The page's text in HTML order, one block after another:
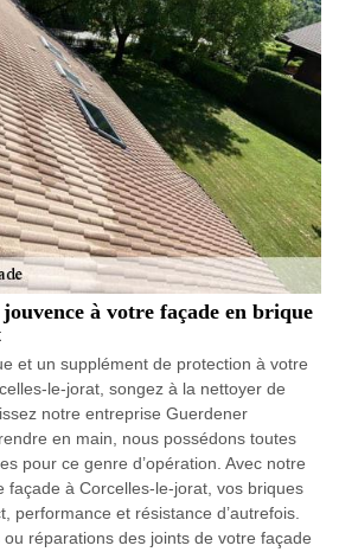
à votre façade en brique
et un supplément de protection à votre
le-jorat, songez à la nettoyer de
notre entreprise Guerdener
en main, nous possédons toutes
pour ce genre d’opération. Avec notre
façade à Corcelles-le-jorat, vos briques
performance et résistance d’autrefois.
réparations des joints de votre façade